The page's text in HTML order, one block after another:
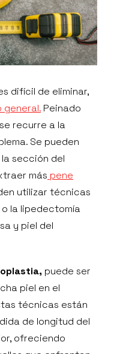
difícil de eliminar,
general. Peinado
recurre a la
Se pueden
sección del
más pene
utilizar técnicas
la lipedectomía
y piel del
puede ser
piel en el
técnicas están
de longitud del
ofreciendo